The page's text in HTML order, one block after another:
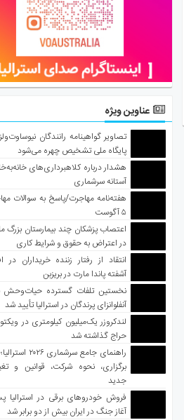
عناوین ویژه
تصاویر گواهینامه رانندگان
پایگاه ملی تشخیص چهره می‌شود
هشدار درباره کلاهبرداری‌های
آستانه سرشماری
هفته‌نامه مهاجرت/پاسخ به سوالات
۵ آگوست
اعتصاب پزشکان چند بیمارستان بزرگ
در اعتراض به حقوق و شرایط کاری
انتقاد از رفتار زننده خریداران در
آشفته پاندا مارت در بریزبن
نخستین تلفات گسترده حیات‌وحش
آنفلوانزای پرندگان در استرالیا تأیید شد
لندکروزر یک‌میلیون کیلومتری در
حراج گذاشته شد
راهنمای جامع سرشماری
برگزاری، نحوه شرکت، قوانین و
جدید
فروش خودروهای برقی در استرالیا
آغاز جنگ در ایران بیش از دو برابر شد